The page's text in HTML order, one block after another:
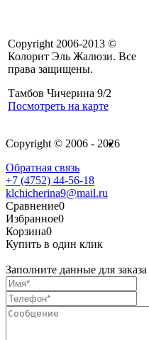
Copyright 2006-2013 ©
Колорит Эль Жалюзи. Все
права защищены.
Тамбов Чичерина 9/2
Посмотреть на карте
Copyright © 2006 - 2026
Обратная связь
+7 (4752) 44-56-18
klchicherina9@mail.ru
Сравнение0
Избранное0
Корзина0
Купить в один клик
Заполните данные для заказа